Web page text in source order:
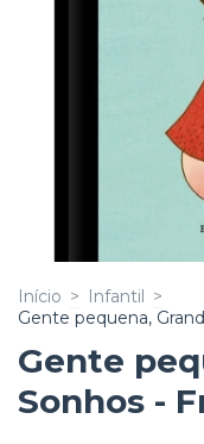
Início > Infantil >
Gente pequena,
Gente
Sonhos -